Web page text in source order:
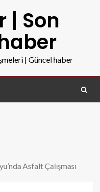
| Son
| Güncel haber
Asfalt Çalışması